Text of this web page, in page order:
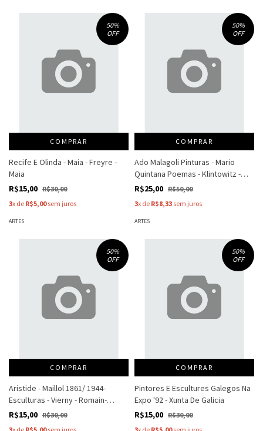
50%
OFF
COMPRAR
Recife E Olinda - Maia - Freyre -
Maia
R$15,00 R$30,00
3x de R$5,00sem juros
ARTES
50%
OFF
COMPRAR
Ado Malagoli Pinturas - Mario
Quintana Poemas - Klintowitz -
Ayala - Entre Outros
R$25,00 R$50,00
3x de R$8,33 sem juros
ARTES
50%
OFF
COMPRAR
Aristide - Maillol 1861/ 1944-
Esculturas - Vierny - Romain-
Lorquin - Araujo
R$15,00 R$30,00
50%
OFF
COMPRAR
Pintores E Escultures Galegos Na
Expo '92 - Xunta De Galicia
R$15,00 R$30,00